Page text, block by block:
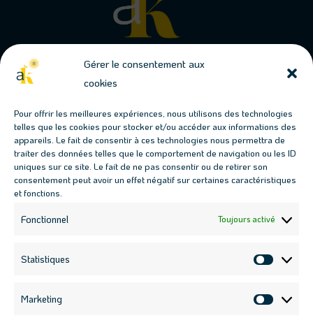
Gérer le consentement aux
cookies
Pour offrir les meilleures expériences, nous utilisons des technologies
telles que les cookies pour stocker et/ou accéder aux informations des
appareils. Le fait de consentir à ces technologies nous permettra de
traiter des données telles que le comportement de navigation ou les ID
uniques sur ce site. Le fait de ne pas consentir ou de retirer son
consentement peut avoir un effet négatif sur certaines caractéristiques
et fonctions.
Fonctionnel Toujours activé
Statistiques
Marketing
Conjuguons jardins & permaculture
Les prochains évènements
 Fresque des Jardins-Forêts : 17 juillet, 18h00
 Fresque des Jardins-Forêts : 19 août, 18h00
 Atelier haie multi-fonctions : 12 septembre, 9h30
Atelier boutures : 12 septembre, 14h30
 contact@ateliers-kaleido.fr